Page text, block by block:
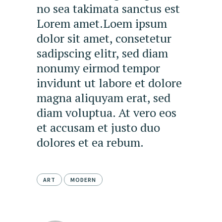
no sea takimata sanctus est
Lorem amet.Loem ipsum
dolor sit amet, consetetur
sadipscing elitr, sed diam
nonumy eirmod tempor
invidunt ut labore et dolore
magna aliquyam erat, sed
diam voluptua. At vero eos
et accusam et justo duo
dolores et ea rebum.
ART MODERN